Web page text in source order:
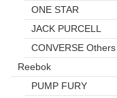
ONE STAR
JACK PURCELL
CONVERSE Others
Reebok
PUMP FURY